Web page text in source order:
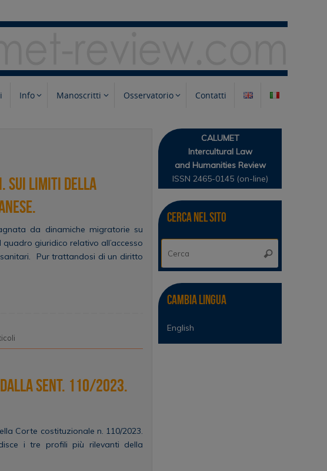
Info Manoscritti Osservatorio Contatti
Sui limiti della
da dinamiche migratorie su
giuridico relativo all’accesso
Pur trattandosi di un diritto
sent. 110/2023.
Corte costituzionale n. 110/2023.
i tre profili più rilevanti della
CALUMET
Intercultural Law
and Humanities Review
ISSN 2465-0145 (on-line)
Cerca nel sito
Cerca
Cambia lingua
English